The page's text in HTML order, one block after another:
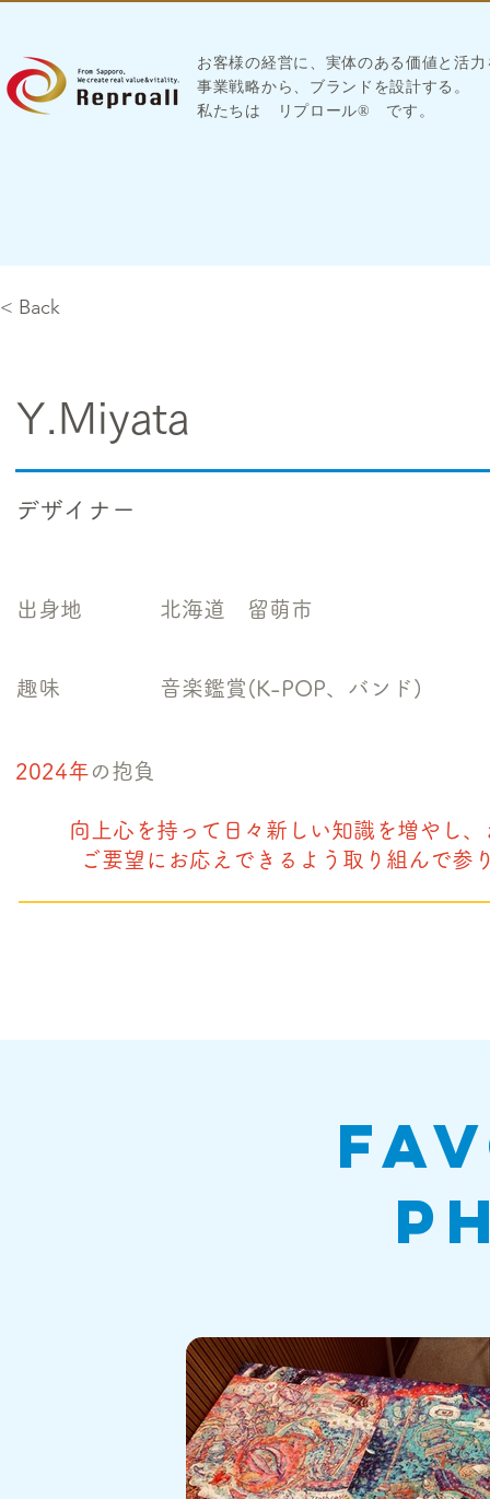
お客様の経営に、実体のある価値と活
​事業戦略から、ブランドを設計する。
私たちは
リプロール® です。
< Back
Y.Miyata
デザイナー
​出身地 北海道 留萌市
​趣味 音楽鑑賞(K-POP、バンド)
2024年 の抱負
向上心を持って日々新しい知識を増やし、
ご要望にお応えできるよう取り組んで参